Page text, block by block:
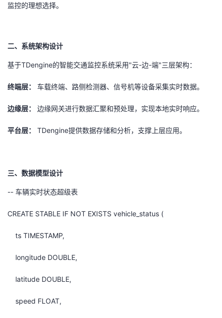
监控的理想选择。
二、系统架构设计
基于TDengine的智能交通监控系统采用"云-边-端"三层架构：
终端层： 车载终端、路侧检测器、信号机等设备采集实时数据。
边缘层： 边缘网关进行数据汇聚和预处理，实现本地实时响应。
平台层： TDengine提供数据存储和分析，支撑上层应用。
三、数据模型设计
-- 车辆实时状态超级表
CREATE STABLE IF NOT EXISTS vehicle_status (
ts TIMESTAMP,
longitude DOUBLE,
latitude DOUBLE,
speed FLOAT,